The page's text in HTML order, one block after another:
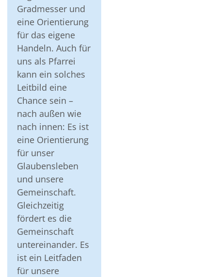
Gradmesser und
eine Orientierung
für das eigene
Handeln. Auch für
uns als Pfarrei
kann ein solches
Leitbild eine
Chance sein –
nach außen wie
nach innen: Es ist
eine Orientierung
für unser
Glaubensleben
und unsere
Gemeinschaft.
Gleichzeitig
fördert es die
Gemeinschaft
untereinander. Es
ist ein Leitfaden
für unsere